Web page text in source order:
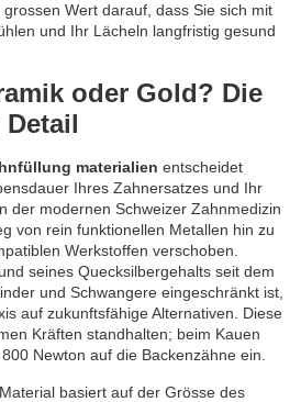
grossen Wert darauf, dass Sie sich mit
und Ihr Lächeln langfristig gesund
oder Gold? Die
materialien entscheidet
Ihres Zahnersatzes und Ihr
der modernen Schweizer Zahnmedizin
von rein funktionellen Metallen hin zu
Werkstoffen verschoben.
seines Quecksilbergehalts seit dem
und Schwangere eingeschränkt ist,
auf zukunftsfähige Alternativen. Diese
Kräften standhalten; beim Kauen
Newton auf die Backenzähne ein.
basiert auf der Grösse des